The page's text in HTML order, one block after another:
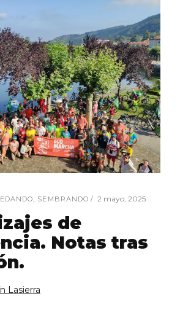
, SEMBRANDO 2 mayo, 2025
de
Notas tras
Lasierra